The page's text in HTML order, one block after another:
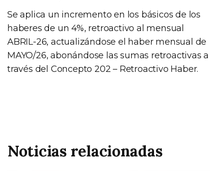
Se aplica un incremento en los básicos de los
haberes de un 4%, retroactivo al mensual
ABRIL-26, actualizándose el haber mensual de
MAYO/26, abonándose las sumas retroactivas a
través del Concepto 202 – Retroactivo Haber.
Noticias relacionadas